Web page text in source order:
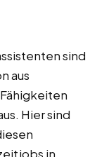
sind
aus
Hier sind
in